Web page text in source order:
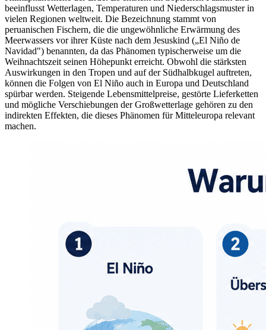
beeinflusst Wetterlagen, Temperaturen und Niederschlagsmuster in
vielen Regionen weltweit. Die Bezeichnung stammt von
peruanischen Fischern, die die ungewöhnliche Erwärmung des
Meerwassers vor ihrer Küste nach dem Jesuskind („El Niño de
Navidad") benannten, da das Phänomen typischerweise um die
Weihnachtszeit seinen Höhepunkt erreicht. Obwohl die stärksten
Auswirkungen in den Tropen und auf der Südhalbkugel auftreten,
können die Folgen von El Niño auch in Europa und Deutschland
spürbar werden. Steigende Lebensmittelpreise, gestörte Lieferketten
und mögliche Verschiebungen der Großwetterlage gehören zu den
indirekten Effekten, die dieses Phänomen für Mitteleuropa relevant
machen.